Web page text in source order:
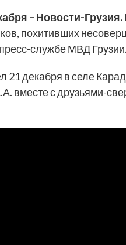
– Новости-Грузия.
похитивших
службе МВД Грузии.
21 декабря в селе
вместе с друзьями-